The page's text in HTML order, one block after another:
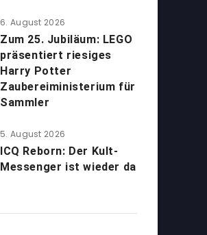
6. August 2026
Zum 25. Jubiläum: LEGO
präsentiert riesiges
Harry Potter
Zaubereiministerium für
Sammler
5. August 2026
ICQ Reborn: Der Kult-
Messenger ist wieder da